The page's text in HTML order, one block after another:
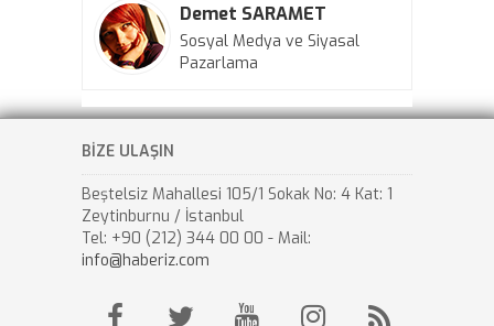
Demet SARAMET
Sosyal Medya ve Siyasal
Pazarlama
BİZE ULAŞIN
Beştelsiz Mahallesi 105/1 Sokak No: 4 Kat: 1
Zeytinburnu / İstanbul
Tel: +90 (212) 344 00 00 - Mail:
info@haberiz.com